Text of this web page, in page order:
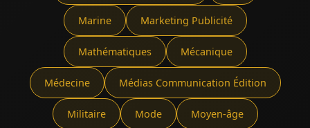
Marine Marketing Publicité
Mathématiques Mécanique
Médecine Médias Communication Édition
Militaire Mode Moyen-âge